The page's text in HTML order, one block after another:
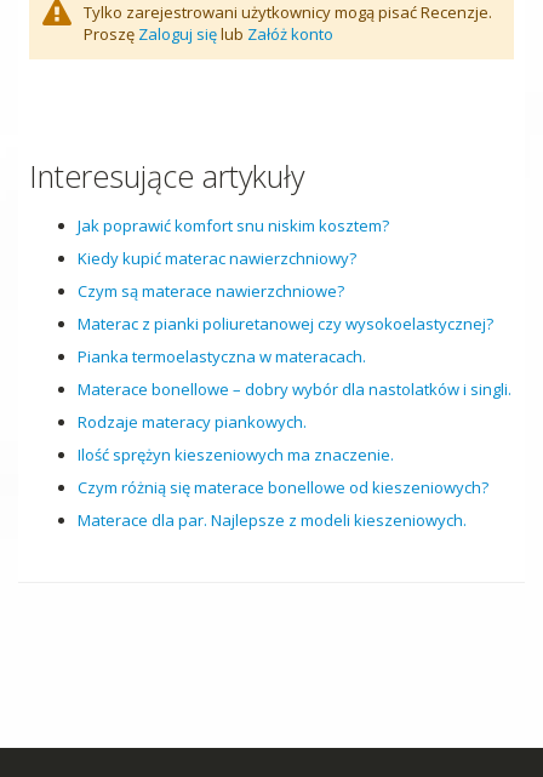
Tylko zarejestrowani użytkownicy mogą pisać Recenzje.
Proszę Zaloguj sięlub Załóż konto
Interesujące artykuły
Jak poprawić komfort snu niskim kosztem?
Kiedy kupić materac nawierzchniowy?
Czym są materace nawierzchniowe?
Materac z pianki poliuretanowej czy wysokoelastycznej?
Pianka termoelastyczna w materacach.
Materace bonellowe – dobry wybór dla nastolatków i singli.
Rodzaje materacy piankowych.
Ilość sprężyn kieszeniowych ma znaczenie.
Czym różnią się materace bonellowe od kieszeniowych?
Materace dla par. Najlepsze z modeli kieszeniowych.